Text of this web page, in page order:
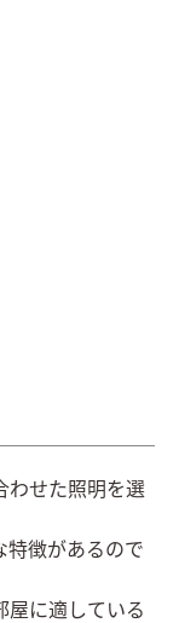
わせた照明を選
特徴があるので
屋に適している